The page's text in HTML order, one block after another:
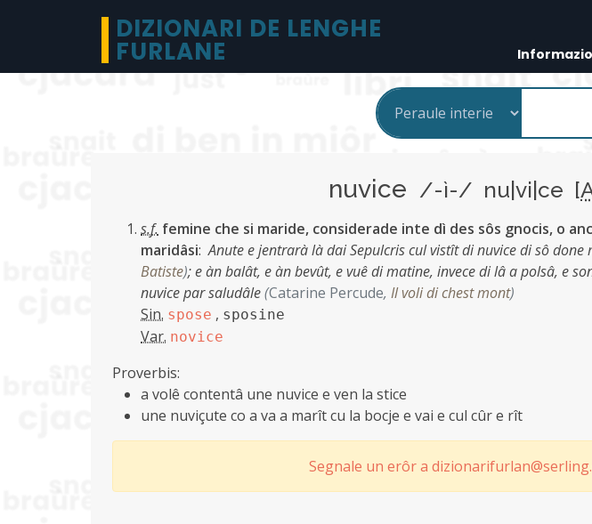
DIZIONARI DE LENGHE
FURLANE
nuvice /-ì-/ nu|vi|ce [
s.f. femine che si maride, considerade inte dì des sôs gnocis, o
maridâsi:Anute e jentrarà là dai Sepulcris cul vistît di nuvice di sô done
Batiste);e àn balât, e àn bevût, e vuê di matine, invece di lâ a polsâ, e
nuvice par saludâle(Catarine Percude, Il voli di chest mont)
Sin. spose , sposine
Var. novice
Proverbis:
a volê contentâ une nuvice e ven la stice
une nuviçute co a va a marît cu la bocje e vai e cul cûr e rît
Segnale un erôr a